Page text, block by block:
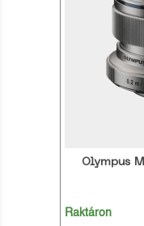
Olympus
Raktáron